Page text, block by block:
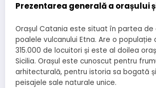
Prezentarea generală a orașului
Orașul Catania este situat în partea de
poalele vulcanului Etna. Are o populație
315.000 de locuitori și este al doilea
Sicilia. Orașul este cunoscut pentru
arhitecturală, pentru istoria sa bogată
peisajele sale naturale unice.